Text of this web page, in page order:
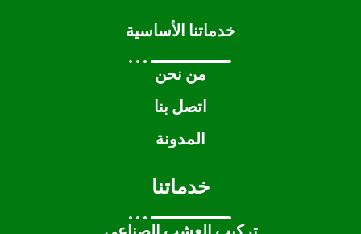
خدماتنا الأساسية
من نحن
اتصل بنا
المدونة
خدماتنا